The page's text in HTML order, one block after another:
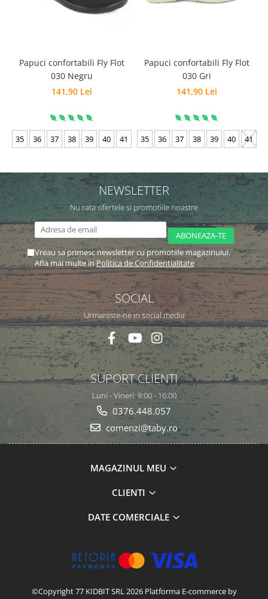
Papuci confortabili Fly Flot
030 Negru
141,90 Lei
35 36 37 38 39 40 41
Papuci confortabili Fly Flot
030 Gri
141,90 Lei
35 36 37 38 39 40 41
NEWSLETTER
Nu rata ofertele si promotiile noastre
Vreau sa primesc newsletter cu promotiile magazinului.
Afla mai multe in Politica de Confidentialitate
SOCIAL
Urmareste-ne in social media
SUPORT CLIENTI
Luni - Vineri: 9:00 - 16:00
0376.448.057
comenzi@taby.ro
MAGAZINUL MEU
CLIENTI
DATE COMERCIALE
©Copyright 77 KIDBIT SRL 2026 Platforma E-commerce by